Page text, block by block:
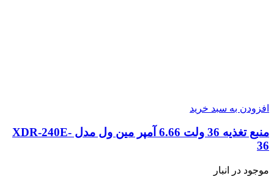
افزودن به سبد خرید
منبع تغذیه 36 ولت 6.66 آمپر مین ول مدل XDR-240E-
36
موجود در انبار